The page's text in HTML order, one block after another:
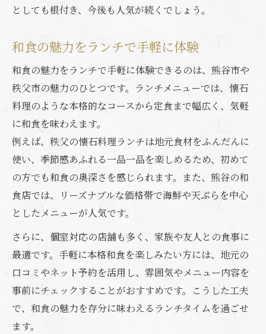
としても根付き、今後も人気が続くでしょう。
和食の魅力をランチで手軽に体験
和食の魅力をランチで手軽に体験できるのは、熊谷市や
秩父市の魅力のひとつです。ランチメニューでは、懐石
料理のような本格的なコースから定食まで幅広く、気軽
に和食を味わえます。
例えば、秩父の懐石料理ランチは地元食材をふんだんに
使い、季節感あふれる一品一品を楽しめるため、初めて
の方でも和食の奥深さを感じられます。また、熊谷の和
食店では、リーズナブルな価格帯で海鮮や天ぷらを中心
としたメニューが人気です。
さらに、個室対応の店舗も多く、家族や友人との食事に
最適です。手軽に本格和食を楽しみたい方には、地元の
口コミやネット予約を活用し、雰囲気やメニュー内容を
事前にチェックすることがおすすめです。こうした工夫
で、和食の魅力を存分に味わえるランチタイムを過ごせ
ます。